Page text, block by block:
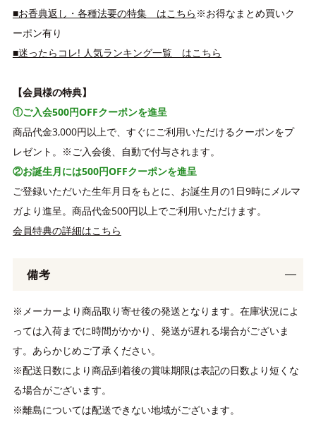
■お香典返し・各種法要の特集 はこちら ※お得なまとめ買いク
ーポン有り
■迷ったらコレ! 人気ランキング一覧 はこちら
【会員様の特典】
①ご入会500円OFFクーポンを進呈
商品代金3,000円以上で、すぐにご利用いただけるクーポンをプ
レゼント。※ご入会後、自動で付与されます。
②お誕生月には500円OFFクーポンを進呈
ご登録いただいた生年月日をもとに、お誕生月の1日9時にメルマ
ガより進呈。商品代金500円以上でご利用いただけます。
会員特典の詳細はこちら
備考
※メーカーより商品取り寄せ後の発送となります。在庫状況によ
っては入荷までに時間がかかり、発送が遅れる場合がございま
す。あらかじめご了承ください。
※配送日数により商品到着後の賞味期限は表記の日数より短くな
る場合がございます。
※離島については配送できない地域がございます。